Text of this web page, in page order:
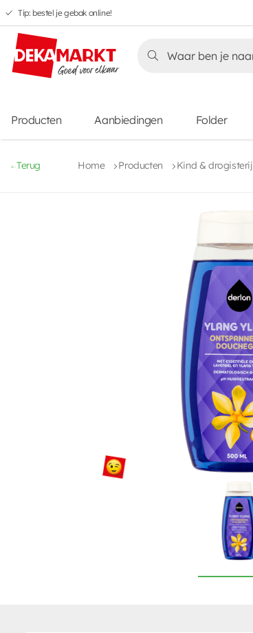
Overslaan
naar
hoofdnavigatie
Overslaan
naar
hoofdinhoud
Overslaan
naar
voettekstinhoud
Overslaan
naar
aanbiedingen
Tip: bestel je gebak online!
Producten Aanbiedingen Folder
Terug Home Producten Kind & drogisterij